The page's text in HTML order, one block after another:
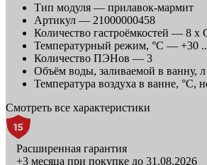
Тип модуля — прилавок-мармит
Артикул — 21000000458
Количество гастроёмкостей — 8 x
Температурный режим, °C — +30
Количество ПЭНов — 3
Объём воды, заливаемой в ванну,
Температура воздуха в ванне, °С,
Смотреть все характеристики
Расширенная гарантия
+3 месяца при покупке до 31.08.2026